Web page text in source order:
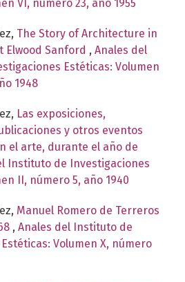
VI, número 23, año 1955
The Story of Architecture in
Elwood Sanford , Anales del
Estéticas: Volumen
1948
Las exposiciones,
y otros eventos
el arte, durante el año de
Instituto de Investigaciones
II, número 5, año 1940
Manuel Romero de Terreros
, Anales del Instituto de
Volumen X, número